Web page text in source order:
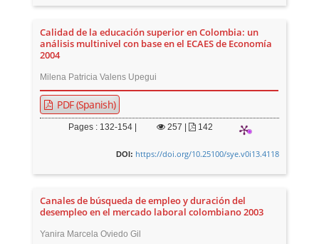
Calidad de la educación superior en Colombia: un
análisis multinivel con base en el ECAES de Economía
2004
Milena Patricia Valens Upegui
PDF (Spanish)
Pages : 132-154 | 257 | 142
DOI: https://doi.org/10.25100/sye.v0i13.4118
Canales de búsqueda de empleo y duración del
desempleo en el mercado laboral colombiano 2003
Yanira Marcela Oviedo Gil